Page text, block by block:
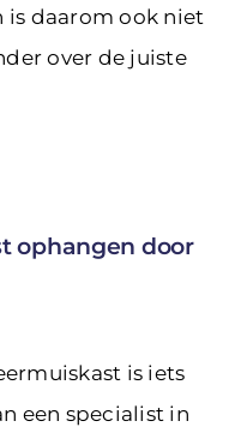
is daarom ook niet
over de juiste
ophangen door
is iets
een specialist in